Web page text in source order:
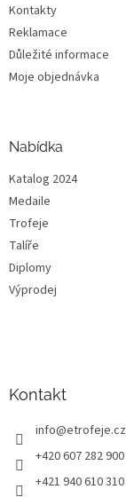
Kontakty
Reklamace
Důležité informace
Moje objednávka
Nabídka
Katalog 2024
Medaile
Trofeje
Talíře
Diplomy
Výprodej
Kontakt
info@etrofeje.cz
+420 607 282 900
+421 940 610 310